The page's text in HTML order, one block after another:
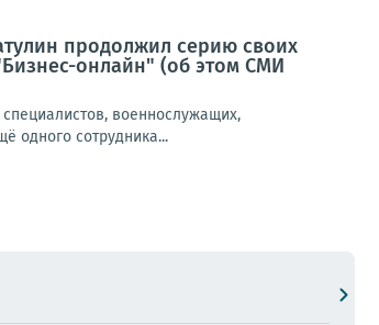
продолжил серию своих
онлайн" (об этом СМИ
военнослужащих,
одного сотрудника...